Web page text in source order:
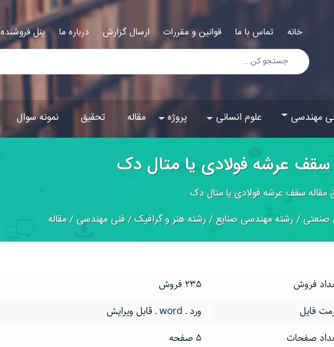
خانه تماس با ما قوانین و مقررات ارسال گزارش درباره ما پنل فروشنده
مهندسی علوم انسانی پروژه مقاله تحقیق نمونه سوال
سقف عرشه فولادی یا متال دک
مقاله سقف عرشه فولادی یا متال دک
صنعتی/رشته مهندسی صنایع/رشته هنر و گرافیک/فنی مهندسی/مقاله
فروش
235 فروش
فایل
ورد ـ word ـ قابل ویرایش
صفحات
5 صفحه